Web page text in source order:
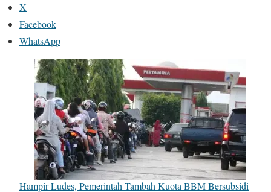
X
Facebook
WhatsApp
Hampir Ludes, Pemerintah Tambah Kuota BBM Bersubsidi